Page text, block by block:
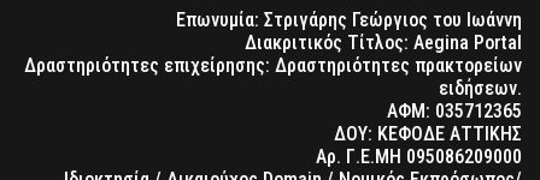
Επωνυμία: Στριγάρης Γεώργιος του Ιωάννη
Διακριτικός Τίτλος: Aegina Portal
Δραστηριότητες επιχείρησης: Δραστηριότητες πρακτορείων
ειδήσεων.
ΑΦΜ: 035712365
ΔΟΥ: ΚΕΦΟΔΕ ΑΤΤΙΚΗΣ
Αρ. Γ.Ε.ΜΗ 095086209000